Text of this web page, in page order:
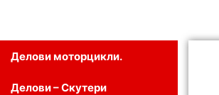
Делови моторцикли.
Делови – Скутери